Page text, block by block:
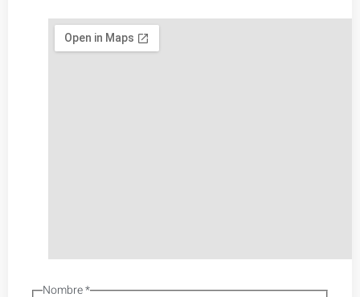
Nombre*